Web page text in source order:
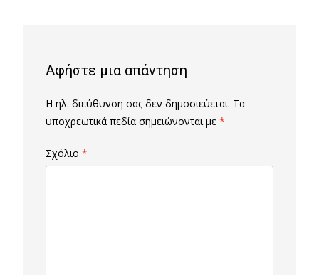
Αφήστε μια απάντηση
Η ηλ. διεύθυνση σας δεν δημοσιεύεται. Τα
υποχρεωτικά πεδία σημειώνονται με *
Σχόλιο *